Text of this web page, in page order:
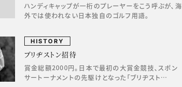
ハンディキャップが一桁のプレーヤーをこう呼ぶが、海
外では使われない日本独自のゴルフ用語。
HISTORY
ブリヂストン招待
賞金総額2000円。日本で最初の大賞金競技、スポン
サートーナメントの先駆けとなった「ブリヂスト…